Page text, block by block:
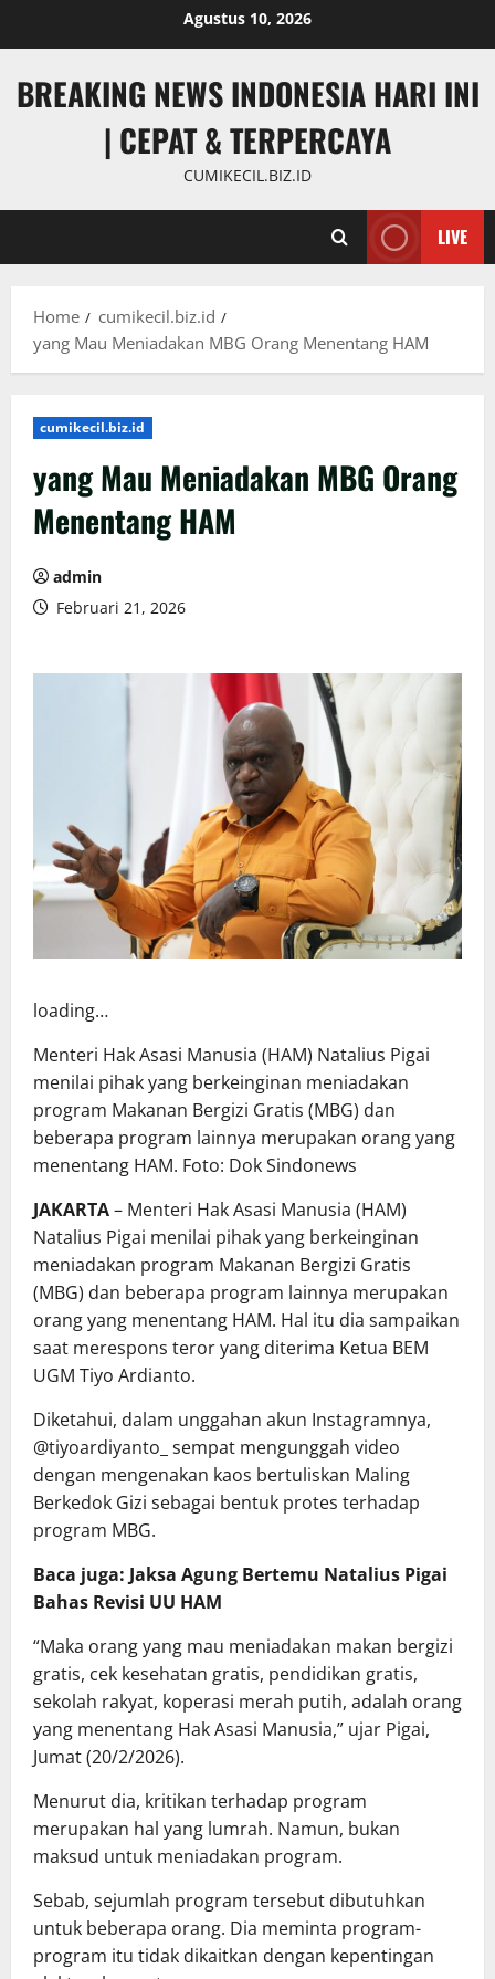
Agustus 10, 2026
BREAKING NEWS INDONESIA HARI INI
| CEPAT & TERPERCAYA
CUMIKECIL.BIZ.ID
LIVE
Home
cumikecil.biz.id
yang Mau Meniadakan MBG Orang Menentang HAM
cumikecil.biz.id
yang Mau Meniadakan MBG Orang
Menentang HAM
admin
Februari 21, 2026
loading…
Menteri Hak Asasi Manusia (HAM) Natalius Pigai
menilai pihak yang berkeinginan meniadakan
program Makanan Bergizi Gratis (MBG) dan
beberapa program lainnya merupakan orang yang
menentang HAM. Foto: Dok Sindonews
JAKARTA– Menteri Hak Asasi Manusia (HAM)
Natalius Pigai menilai pihak yang berkeinginan
meniadakan program Makanan Bergizi Gratis
(MBG) dan beberapa program lainnya merupakan
orang yang menentang HAM. Hal itu dia sampaikan
saat merespons teror yang diterima Ketua BEM
UGM Tiyo Ardianto.
Diketahui, dalam unggahan akun Instagramnya,
@tiyoardiyanto_ sempat mengunggah video
dengan mengenakan kaos bertuliskan Maling
Berkedok Gizi sebagai bentuk protes terhadap
program MBG.
Baca juga: Jaksa Agung Bertemu Natalius Pigai
Bahas Revisi UU HAM
“Maka orang yang mau meniadakan makan bergizi
gratis, cek kesehatan gratis, pendidikan gratis,
sekolah rakyat, koperasi merah putih, adalah orang
yang menentang Hak Asasi Manusia,” ujar Pigai,
Jumat (20/2/2026).
Menurut dia, kritikan terhadap program
merupakan hal yang lumrah. Namun, bukan
maksud untuk meniadakan program.
Sebab, sejumlah program tersebut dibutuhkan
untuk beberapa orang. Dia meminta program-
program itu tidak dikaitkan dengan kepentingan